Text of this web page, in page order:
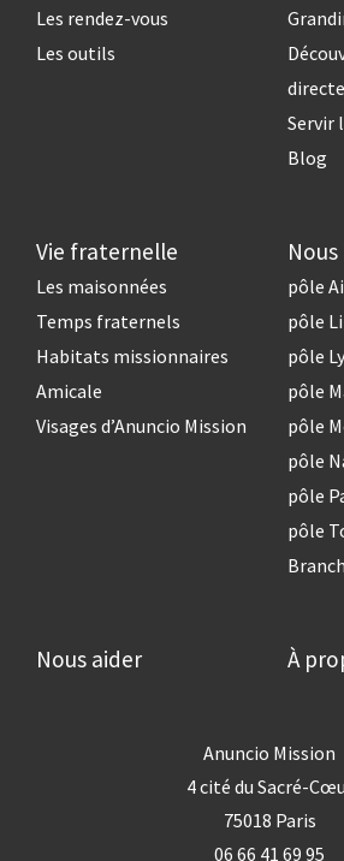
Les rendez-vous
Les outils
directe
Servir
Blog
Vie fraternelle
Les maisonnées
Temps fraternels
Habitats missionnaires
Amicale
Visages d’Anuncio Mission
pôle
pôle
pôle
pôle
pôle
pôle
pôle
pôle
Nous aider À
Anuncio Mission
4 cité du Sacré-
75018 Paris
06 66 41 69 95